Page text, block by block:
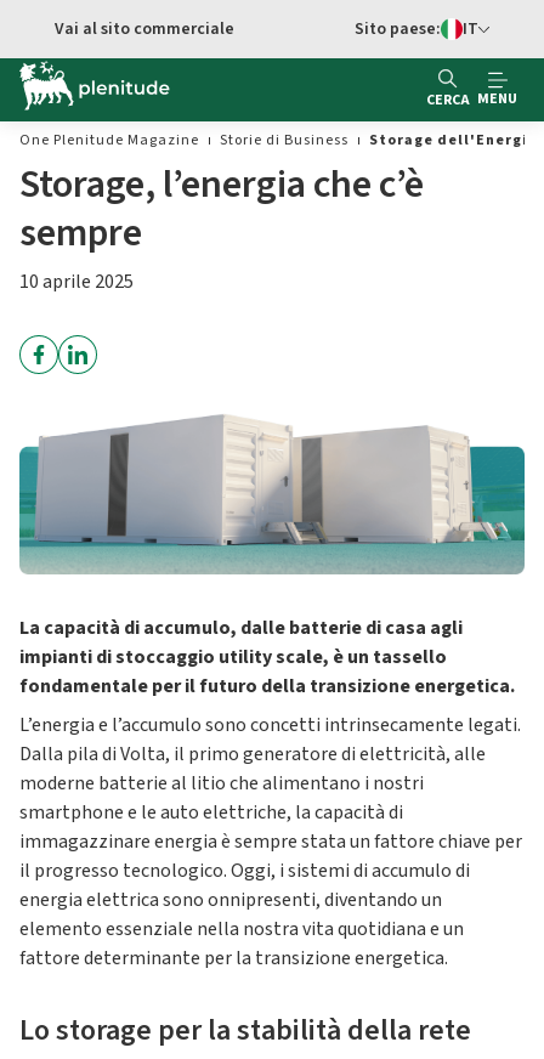
Vai al contenuto principale
Vai al sito commerciale
Switch di
Sito paese: IT
CERCA MENU
One Plenitude Magazine
Storie di Business Storage
Storage, l’energia che c’è
sempre
10 aprile 2025
La capacità di accumulo, dalle batterie di casa agli
impianti di stoccaggio utility scale, è un tassello
fondamentale per il futuro della transizione energetica.
L’energia e l’accumulo sono concetti intrinsecamente legati.
Dalla pila di Volta, il primo generatore di elettricità, alle
moderne batterie al litio che alimentano i nostri
smartphone e le auto elettriche, la capacità di
immagazzinare energia è sempre stata un fattore chiave per
il progresso tecnologico. Oggi, i sistemi di accumulo di
energia elettrica sono onnipresenti, diventando un
elemento essenziale nella nostra vita quotidiana e un
fattore determinante per la transizione energetica.
Lo storage per la stabilità della rete